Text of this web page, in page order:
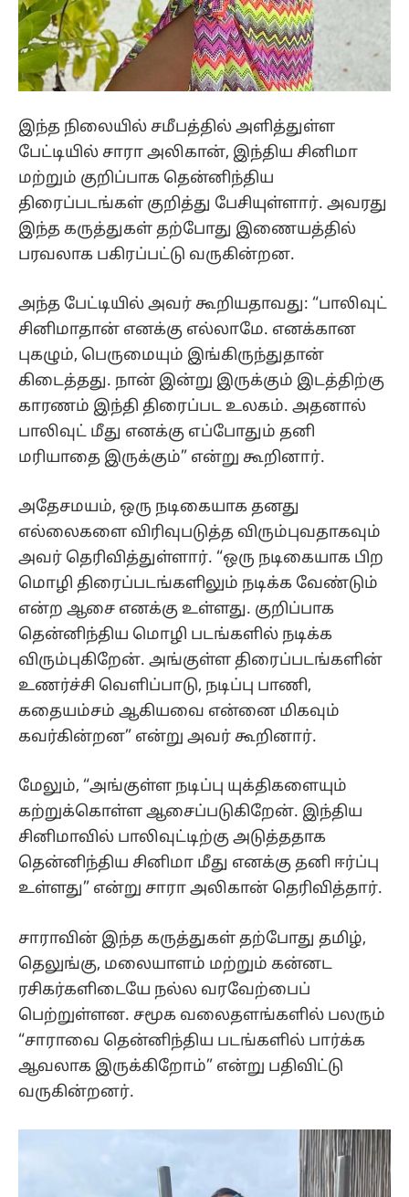
இந்த நிலையில் சமீபத்தில் அளித்துள்ள
பேட்டியில் சாரா அலிகான், இந்திய சினிமா
மற்றும் குறிப்பாக தென்னிந்திய
திரைப்படங்கள் குறித்து பேசியுள்ளார். அவரது
இந்த கருத்துகள் தற்போது இணையத்தில்
பரவலாக பகிரப்பட்டு வருகின்றன.
அந்த பேட்டியில் அவர் கூறியதாவது: “பாலிவுட்
சினிமாதான் எனக்கு எல்லாமே. எனக்கான
புகழும், பெருமையும் இங்கிருந்துதான்
கிடைத்தது. நான் இன்று இருக்கும் இடத்திற்கு
காரணம் இந்தி திரைப்பட உலகம். அதனால்
பாலிவுட் மீது எனக்கு எப்போதும் தனி
மரியாதை இருக்கும்” என்று கூறினார்.
அதேசமயம், ஒரு நடிகையாக தனது
எல்லைகளை விரிவுபடுத்த விரும்புவதாகவும்
அவர் தெரிவித்துள்ளார். “ஒரு நடிகையாக பிற
மொழி திரைப்படங்களிலும் நடிக்க வேண்டும்
என்ற ஆசை எனக்கு உள்ளது. குறிப்பாக
தென்னிந்திய மொழி படங்களில் நடிக்க
விரும்புகிறேன். அங்குள்ள திரைப்படங்களின்
உணர்ச்சி வெளிப்பாடு, நடிப்பு பாணி,
கதையம்சம் ஆகியவை என்னை மிகவும்
கவர்கின்றன” என்று அவர் கூறினார்.
மேலும், “அங்குள்ள நடிப்பு யுக்திகளையும்
கற்றுக்கொள்ள ஆசைப்படுகிறேன். இந்திய
சினிமாவில் பாலிவுட்டிற்கு அடுத்ததாக
தென்னிந்திய சினிமா மீது எனக்கு தனி ஈர்ப்பு
உள்ளது” என்று சாரா அலிகான் தெரிவித்தார்.
சாராவின் இந்த கருத்துகள் தற்போது தமிழ்,
தெலுங்கு, மலையாளம் மற்றும் கன்னட
ரசிகர்களிடையே நல்ல வரவேற்பைப்
பெற்றுள்ளன. சமூக வலைதளங்களில் பலரும்
“சாராவை தென்னிந்திய படங்களில் பார்க்க
ஆவலாக இருக்கிறோம்” என்று பதிவிட்டு
வருகின்றனர்.